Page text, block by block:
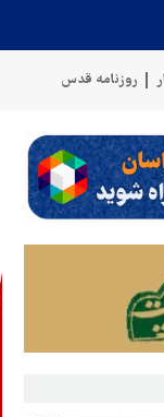
روزنامه قدس
نیروهای مسلح یمن: